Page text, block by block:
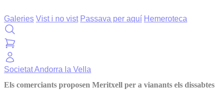
Galeries Vist i no vist Passava per aquí Hemeroteca
SocietatAndorra la Vella
Els comerciants proposen Meritxell per a vianants els dissabtes